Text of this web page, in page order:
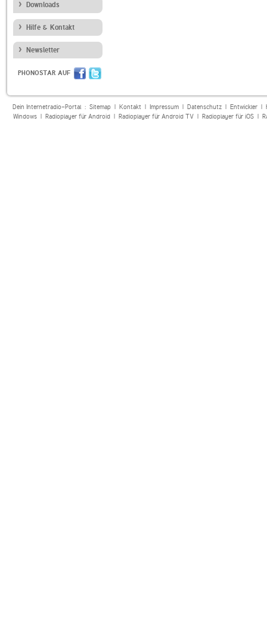
Downloads
Hilfe & Kontakt
Newsletter
PHONOSTAR AUF
Dein Internetradio-Portal : Sitemap| Kontakt| Impressum| Datenschutz| Entwickler|
Windows| Radioplayer für Android| Radioplayer für Android TV| Radioplayer für iOS|